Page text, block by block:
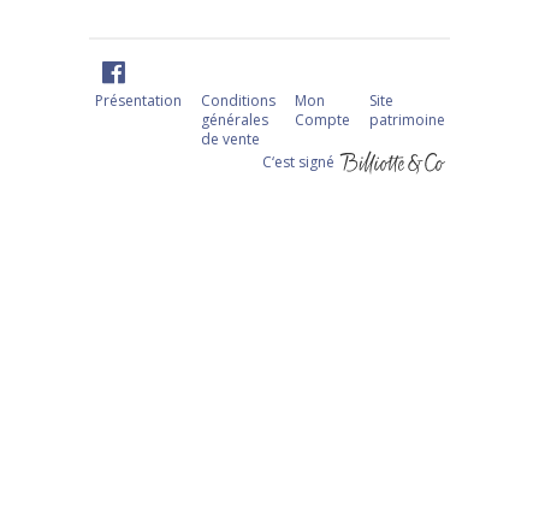
Présentation
Conditions
générales
de vente
Mon
Compte
Site
patrimoine
C‘est signé